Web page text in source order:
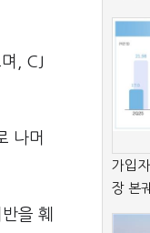
, CJ
나머
을 훼
가입
장 본